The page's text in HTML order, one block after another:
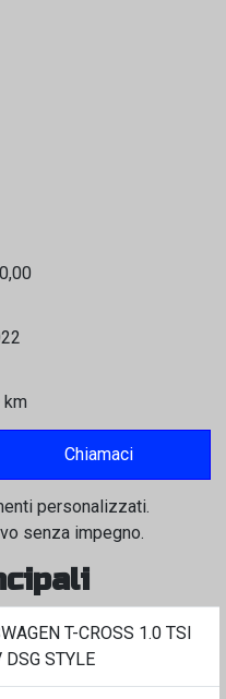
km
Chiamaci
personalizzati.
senza impegno.
T-CROSS 1.0 TSI
DSG STYLE